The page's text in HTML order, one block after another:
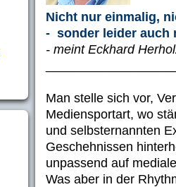
Nicht nur einmalig,
- sonder leider auch
- meint Eckhard
Man stelle sich vor,
Mediensportart, wo
und selbsternannten
Geschehnissen
unpassend auf
Was aber in der